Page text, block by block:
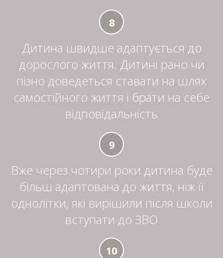
8
Дитина швидше адаптується до
дорослого життя. Дитині рано чи
пізно доведеться ставати на шлях
самостійного життя і брати на себе
відповідальність
9
Вже через чотири роки дитина буде
більш адаптована до життя, ніж її
однолітки, які вирішили після школи
вступати до ЗВО
10